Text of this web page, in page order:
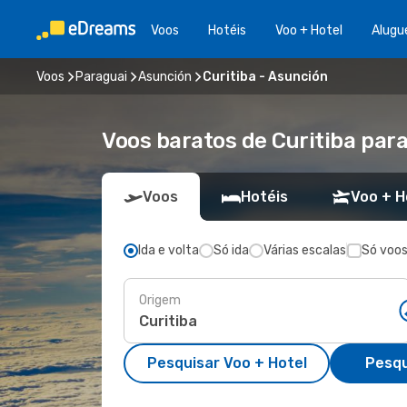
Voos Hotéis Voo + Hotel
Voos Paraguai Asunción Curitiba - Asunción
Voos baratos de Curitiba
Voos Hotéis Voo +
Ida e volta Só ida Várias escalas Só
Origem
Pesquisar Voo + Hotel